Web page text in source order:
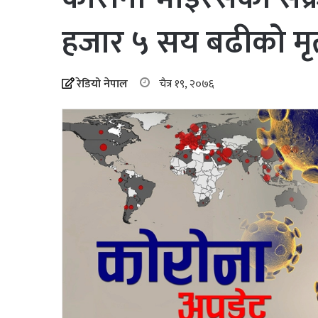
हजार ५ सय बढीको
रेडियो नेपाल चैत्र १९, २०७६